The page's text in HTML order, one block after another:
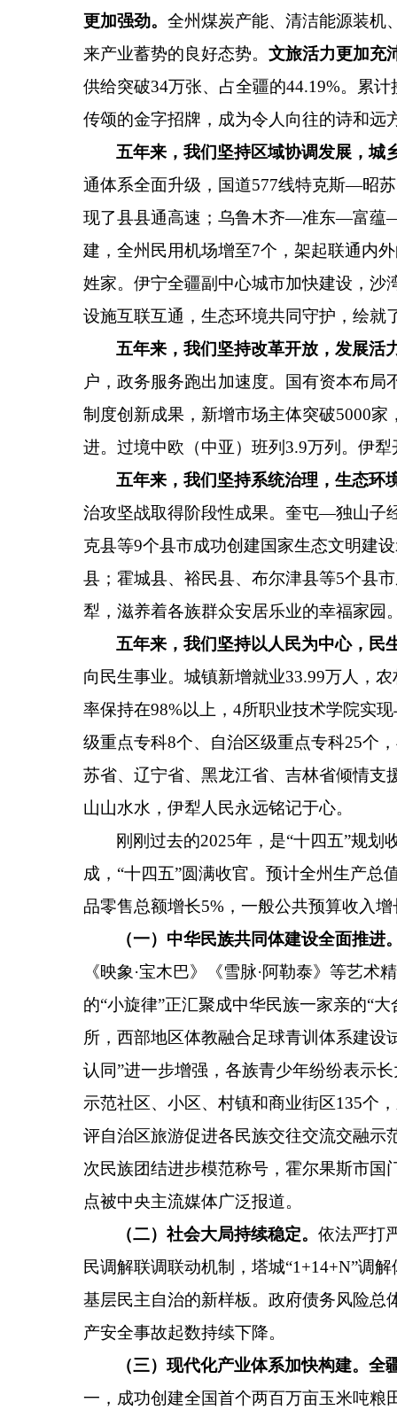
更加强劲。 全州煤炭产能、 清洁能源装机
来产业蓄势的良好态势。 文旅活力更加充
供给突破34万张、占全疆的44.19%。累计
传颂的金字招牌，成为令人向往的诗和远
五年来，我们坚持区域协调发展，城
通体系全面升级，国道577线特克斯—昭
现了县县通高速；乌鲁木齐—准东—富蕴
建，全州民用机场增至7个 ， 架起联通内
姓家。 伊宁全疆副中心城市加快建设，沙
设施互联互通，生态环境共同守护，绘就
五年来，我们坚持改革开放，发展活
户，政务服务跑出加速度。 国有资本布局
制度创新成果，新增市场主体突破5000家
进。 过境中欧（中亚）班列 3.9万列。伊犁
五年来，我们坚持系统治理，生态环
治攻坚战取得阶段性成果。 奎屯—独山子
克县等9个县市成功创建国家生态文明建
县；霍城县、裕民县、布尔津县等5个县
犁，滋养着各族群众安居乐业的幸福家园
五年来，我们坚持以人民为中心，民
向民生事业。城镇新增就业33.99万人，
率保持在98%以上， 4所职业技术学院实
级重点专科8个、自治区级重点专科25个
苏省、辽宁省、黑龙江省、吉林省倾情支
山山水水，伊犁人民永远铭记于心。
刚刚过去的2025年，是“十四五”规划
成， “十四五”圆满收官。预计全州生产总
品零售总额增长5% ，一般公共预算收入增
（一）中华民族共同体建设全面推进
《映象 ·宝木巴》《雪脉·阿勒泰》等艺术
的“小旋律”正汇聚成中华民族一家亲的“大
所，西部地区体教融合足球青训体系建设
认同”进一步增强 ，各族青少年纷纷表示
示范社区、小区、村镇和商业街区135个，
评自治区旅游促进各民族交往交流交融示
次民族团结进步模范称号，霍尔果斯市国
点被中央主流媒体广泛报道。
（二）社会大局持续稳定。依法严打
民调解联调联动机制，塔城“1+14+N”调解
基层民主自治的新样板。政府债务风险总
产安全事故起数持续下降。
（三）现代化产业体系加快构建。全
一，成功创建全国首个两百万亩玉米吨粮